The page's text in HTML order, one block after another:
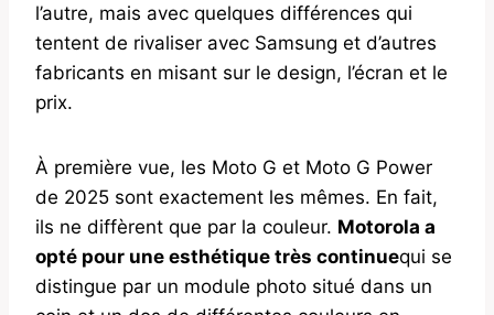
l’autre, mais avec quelques différences qui
tentent de rivaliser avec Samsung et d’autres
fabricants en misant sur le design, l’écran et le
prix.
À première vue, les Moto G et Moto G Power
de 2025 sont exactement les mêmes. En fait,
ils ne diffèrent que par la couleur. Motorola a
opté pour une esthétique très continuequi se
distingue par un module photo situé dans un